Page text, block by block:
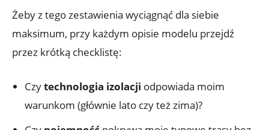
Żeby z tego zestawienia wyciągnąć dla siebie
maksimum, przy każdym opisie modelu przejdź
przez krótką checklistę:
Czytechnologia izolacji odpowiada moim
warunkom (głównie lato czy też zima)?